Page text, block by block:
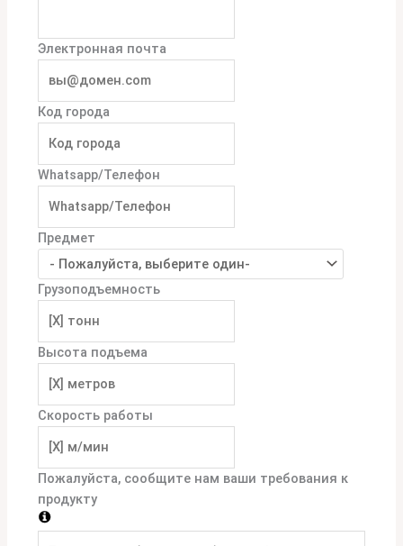
Электронная почта
Код города
Whatsapp/Телефон
Предмет
Грузоподъемность
Высота подъема
Скорость работы
Пожалуйста, сообщите нам ваши требования к
продукту